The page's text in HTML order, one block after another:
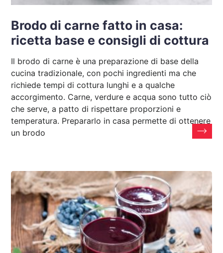
Brodo di carne fatto in casa:
ricetta base e consigli di cottura
Il brodo di carne è una preparazione di base della
cucina tradizionale, con pochi ingredienti ma che
richiede tempi di cottura lunghi e a qualche
accorgimento. Carne, verdure e acqua sono tutto ciò
che serve, a patto di rispettare proporzioni e
temperatura. Prepararlo in casa permette di ottenere
un brodo